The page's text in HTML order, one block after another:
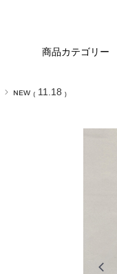
商品カテゴリー
ɴᴇᴡ ₍ 11.18 ₎